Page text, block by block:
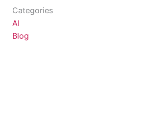
Categories
AI
Blog